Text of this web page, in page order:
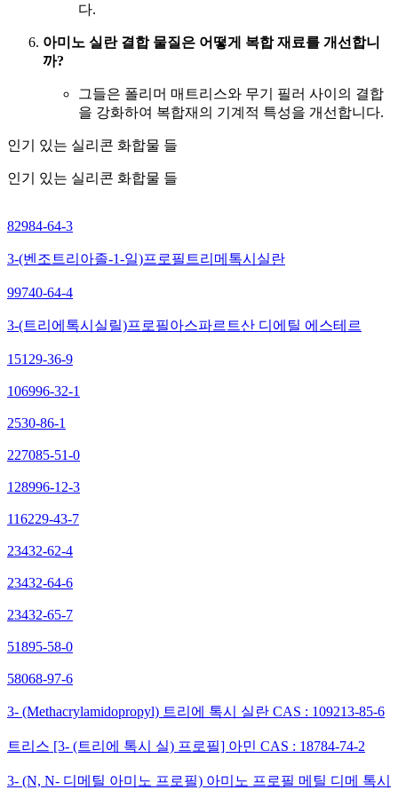
다.
아미노 실란 결합 물질은 어떻게 복합 재료를 개선합니
까?
그들은 폴리머 매트리스와 무기 필러 사이의 결합
을 강화하여 복합재의 기계적 특성을 개선합니다.
인기 있는 실리콘 화합물 들
인기 있는 실리콘 화합물 들
82984-64-3
3-(벤조트리아졸-1-일)프로필트리메톡시실란
99740-64-4
3-(트리에톡시실릴)프로필아스파르트산 디에틸 에스테르
15129-36-9
106996-32-1
2530-86-1
227085-51-0
128996-12-3
116229-43-7
23432-62-4
23432-64-6
23432-65-7
51895-58-0
58068-97-6
3- (Methacrylamidopropyl) 트리에 톡시 실란 CAS : 109213-85-6
트리스 [3- (트리에 톡시 실) 프로필] 아민 CAS : 18784-74-2
3- (N, N- 디메틸 아미노 프로필) 아미노 프로필 메틸 디메 톡시